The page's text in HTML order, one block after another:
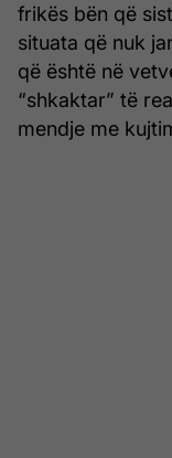
frikës bën që
situata që nuk
që është në
“shkaktar” të
mendje me